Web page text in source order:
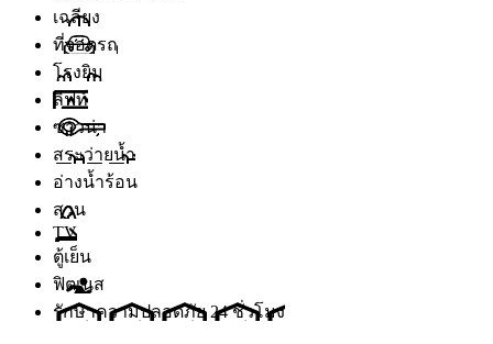
เฉลียง
ที่จอดรถ
โรงยิม
ลิฟท์
ซาวน่า
สระว่ายน้ำ
อ่างน้ำร้อน
สวน
TV
ตู้เย็น
ฟิตเนส
รักษาความปลอดภัย 24 ชั่วโมง